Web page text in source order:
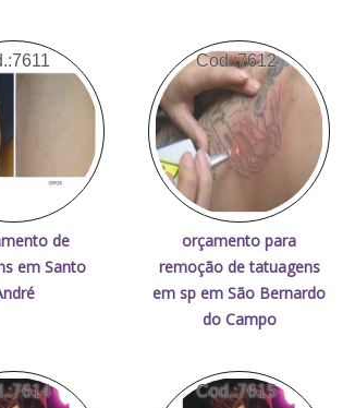
7611
de
em Santo
Cod.:7612
orçamento para
remoção de tatuagens
em sp em São Bernardo
do Campo
7614 Cod.:7615